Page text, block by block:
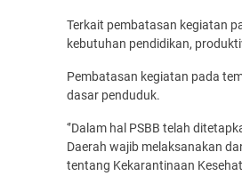
Terkait pembatasan kegiatan
kebutuhan pendidikan,
Pembatasan kegiatan pada
dasar penduduk.
‘’Dalam hal PSBB telah
Daerah wajib melaksanakan
tentang Kekarantinaan